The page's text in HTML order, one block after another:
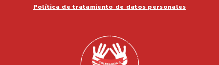
Política de tratamiento de datos personales